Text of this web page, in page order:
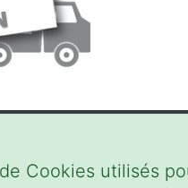
Cookies utilisés